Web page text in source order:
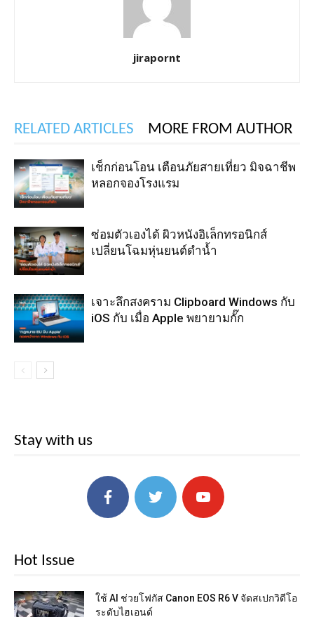
jirapornt
RELATED ARTICLES MORE FROM AUTHOR
เช็กก่อนโอน เตือนภัยสายเที่ยว มิจฉาชีพ
หลอกจองโรงแรม
ซ่อมตัวเองได้ ผิวหนังอิเล็กทรอนิกส์
เปลี่ยนโฉมหุ่นยนต์ดำน้ำ
เจาะลึกสงคราม Clipboard Windows กับ
iOS กับ เมื่อ Apple พยายามกั๊ก
Stay with us
Hot Issue
ใช้ AI ช่วยโฟกัส Canon EOS R6 V จัดสเปกวิดีโอ
ระดับไฮเอนด์